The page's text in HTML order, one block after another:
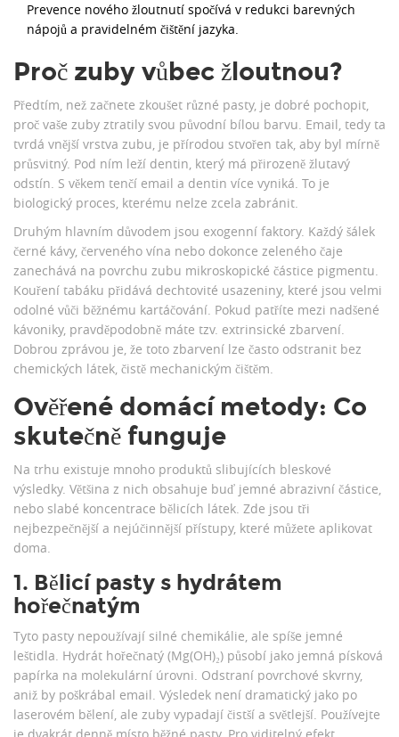
Prevence nového žloutnutí spočívá v redukci barevných
nápojů a pravidelném čištění jazyka.
Proč zuby vůbec žloutnou?
Předtím, než začnete zkoušet různé pasty, je dobré pochopit,
proč vaše zuby ztratily svou původní bílou barvu. Email, tedy ta
tvrdá vnější vrstva zubu, je přírodou stvořen tak, aby byl mírně
průsvitný. Pod ním leží dentin, který má přirozeně žlutavý
odstín. S věkem tenčí email a dentin více vyniká. To je
biologický proces, kterému nelze zcela zabránit.
Druhým hlavním důvodem jsou exogenní faktory. Každý šálek
černé kávy, červeného vína nebo dokonce zeleného čaje
zanechává na povrchu zubu mikroskopické částice pigmentu.
Kouření tabáku přidává dechtovité usazeniny, které jsou velmi
odolné vůči běžnému kartáčování. Pokud patříte mezi nadšené
kávoniky, pravděpodobně máte tzv. extrinsické zbarvení.
Dobrou zprávou je, že toto zbarvení lze často odstranit bez
chemických látek, čistě mechanickým čištěm.
Ověřené domácí metody: Co
skutečně funguje
Na trhu existuje mnoho produktů slibujících bleskové
výsledky. Většina z nich obsahuje buď jemné abrazivní částice,
nebo slabé koncentrace bělicích látek. Zde jsou tři
nejbezpečnější a nejúčinnější přístupy, které můžete aplikovat
doma.
1. Bělicí pasty s hydrátem
hořečnatým
Tyto pasty nepoužívají silné chemikálie, ale spíše jemné
leštidla. Hydrát hořečnatý (Mg(OH)₂) působí jako jemná písková
papírka na molekulární úrovni. Odstraní povrchové skvrny,
aniž by poškrábal email. Výsledek není dramatický jako po
laserovém bělení, ale zuby vypadají čistší a světlejší. Používejte